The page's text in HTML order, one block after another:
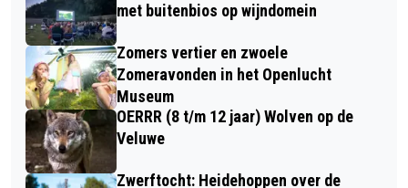
met buitenbios op wijndomein
Zomers vertier en zwoele
Zomeravonden in het Openlucht
Museum
OERRR (8 t/m 12 jaar) Wolven op de
Veluwe
Zwerftocht: Heidehoppen over de